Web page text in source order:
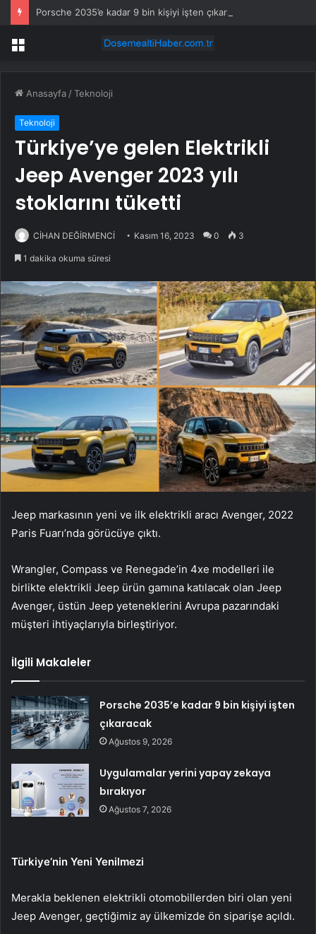
Porsche 2035’e kadar 9 bin kişiyi işten çıkaracak
Menü
Anasayfa /Teknoloji
Teknoloji
Türkiye’ye gelen Elektrikli
Jeep Avenger 2023 yılı
stoklarını tüketti
CİHAN DEĞİRMENCİ Kasım 16, 2023 0 3
1 dakika okuma süresi
Jeep markasının yeni ve ilk elektrikli aracı Avenger, 2022
Paris Fuarı’nda görücüye çıktı.
Wrangler, Compass ve Renegade’in 4xe modelleri ile
birlikte elektrikli Jeep ürün gamına katılacak olan Jeep
Avenger, üstün Jeep yeteneklerini Avrupa pazarındaki
müşteri ihtiyaçlarıyla birleştiriyor.
İlgili Makaleler
Porsche 2035’e kadar 9 bin kişiyi işten
çıkaracak
Ağustos 9, 2026
Uygulamalar yerini yapay zekaya
bırakıyor
Ağustos 7, 2026
Türkiye’nin Yeni Yenilmezi
Merakla beklenen elektrikli otomobillerden biri olan yeni
Jeep Avenger, geçtiğimiz ay ülkemizde ön siparişe açıldı.